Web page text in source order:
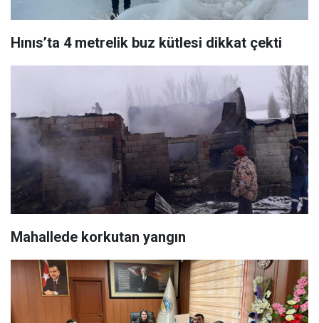
Hınıs’ta 4 metrelik buz kütlesi dikkat çekti
Mahallede korkutan yangın